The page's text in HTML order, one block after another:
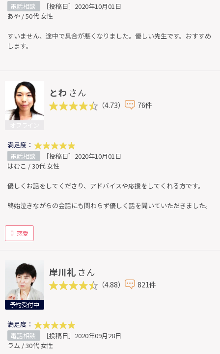
電話相談
［投稿日］2020年10月01日
あや / 50代 女性
すいません、途中で具合が悪くなりました。優しい先生です。おすすめ
します。
とわ さん
（4.73） 76件
満足度：
電話相談
［投稿日］2020年10月01日
はむこ / 30代 女性
優しくお話をしてくださり、アドバイスや応援をしてくれる方です。
終始泣きながらの会話にも関わらず優しく話を聞いていただきました。
恋愛
予約受付中
岸川礼 さん
（4.88） 821件
満足度：
電話相談
［投稿日］2020年09月28日
ラム / 30代 女性